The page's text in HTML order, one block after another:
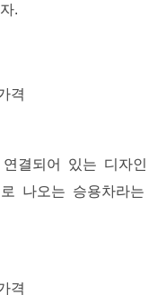
.
결되어 있는 디자인
나오는 승용차라는